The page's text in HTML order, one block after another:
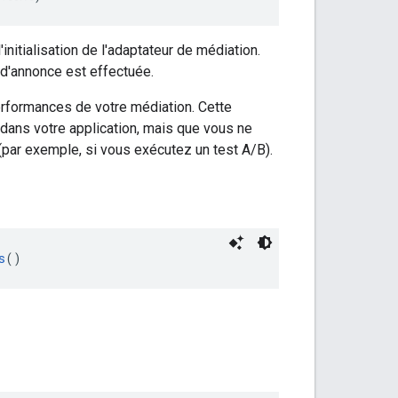
de l'adaptateur de médiation.
est effectuée.
de votre médiation. Cette
votre application, mais que vous ne
exemple, si vous exécutez un test A/B).
()